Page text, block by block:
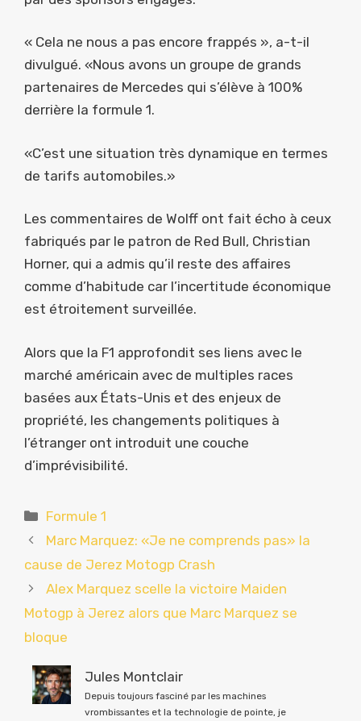
« Cela ne nous a pas encore frappés », a-t-il
divulgué. «Nous avons un groupe de grands
partenaires de Mercedes qui s’élève à 100%
derrière la formule 1.
«C’est une situation très dynamique en termes
de tarifs automobiles.»
Les commentaires de Wolff ont fait écho à ceux
fabriqués par le patron de Red Bull, Christian
Horner, qui a admis qu’il reste des affaires
comme d’habitude car l’incertitude économique
est étroitement surveillée.
Alors que la F1 approfondit ses liens avec le
marché américain avec de multiples races
basées aux États-Unis et des enjeux de
propriété, les changements politiques à
l’étranger ont introduit une couche
d’imprévisibilité.
Catégories
Formule 1
Marc Marquez: «Je ne comprends pas» la
cause de Jerez Motogp Crash
Alex Marquez scelle la victoire Maiden
Motogp à Jerez alors que Marc Marquez se
bloque
Jules Montclair
Depuis toujours fasciné par les machines
vrombissantes et la technologie de pointe, je